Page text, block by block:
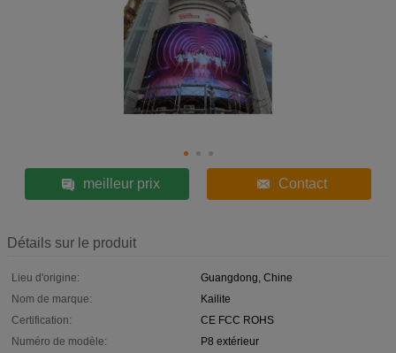
meilleur prix Contact
Détails sur le produit
Lieu d'origine:
Guangdong, Chine
Nom de marque:
Kailite
Certification:
CE FCC ROHS
Numéro de modèle:
P8 extérieur